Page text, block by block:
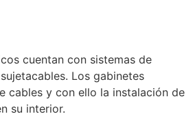
cuentan con sistemas de
Los gabinetes
cables y con ello la instalación de
su interior.